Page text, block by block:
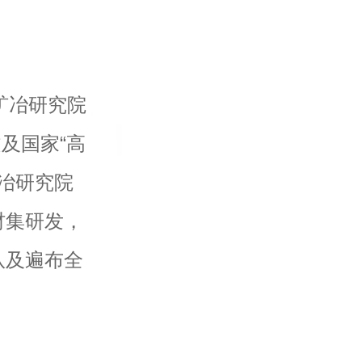
冶研究院
国家“高
研究院
研发，
遍布全